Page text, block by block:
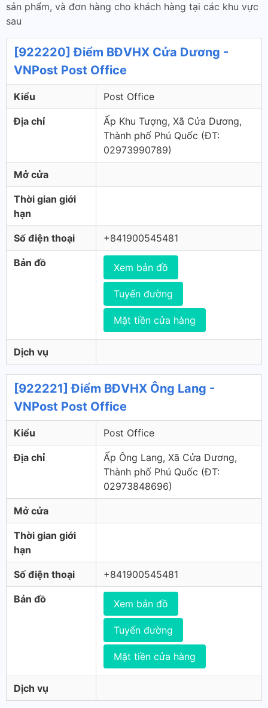
sản phẩm, và đơn hàng cho khách hàng tại các khu vực
sau
[922220] Điểm BĐVHX Cửa Dương -
VNPost Post Office
Kiểu Post Office
Địa chỉ
Ấp Khu Tượng, Xã Cửa Dương,
Thành phố Phú Quốc (ÐT:
02973990789)
Mở cửa
Thời gian giới
hạn
Số điện thoại +841900545481
Bản đồ Xem bản đồ
Tuyến đường
Mặt tiền cửa hàng
Dịch vụ
[922221] Điểm BĐVHX Ông Lang -
VNPost Post Office
Kiểu Post Office
Địa chỉ
Ấp Ông Lang, Xã Cửa Dương,
Thành phố Phú Quốc (ÐT:
02973848696)
Mở cửa
Thời gian giới
hạn
Số điện thoại +841900545481
Bản đồ Xem bản đồ
Tuyến đường
Mặt tiền cửa hàng
Dịch vụ